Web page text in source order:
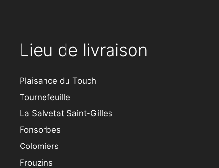
Lieu de livraison
Plaisance du Touch
Tournefeuille
La Salvetat Saint-Gilles
Fonsorbes
Colomiers
Frouzins